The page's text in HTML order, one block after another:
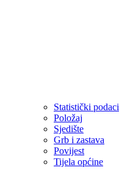
Statistički podaci
Položaj
Sjedište
Grb i zastava
Povijest
Tijela općine